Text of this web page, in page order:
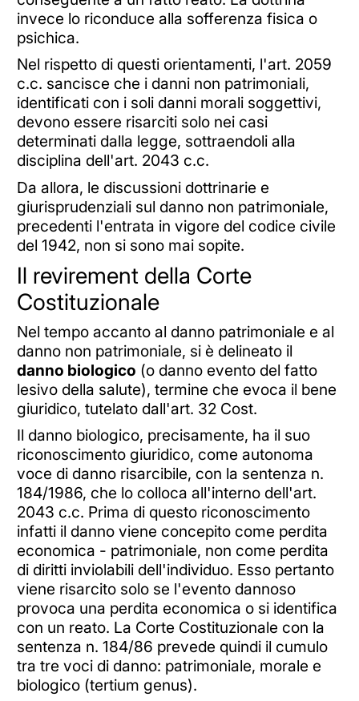
invece lo riconduce alla sofferenza fisica o
psichica.
Nel rispetto di questi orientamenti, l'art. 2059
c.c. sancisce che i danni non patrimoniali,
identificati con i soli danni morali soggettivi,
devono essere risarciti solo nei casi
determinati dalla legge, sottraendoli alla
disciplina dell'art. 2043 c.c.
Da allora, le discussioni dottrinarie e
giurisprudenziali sul danno non patrimoniale,
precedenti l'entrata in vigore del codice civile
del 1942, non si sono mai sopite.
Il revirement della Corte
Costituzionale
Nel tempo accanto al danno patrimoniale e al
danno non patrimoniale, si è delineato il
danno biologico (o danno evento del fatto
lesivo della salute), termine che evoca il bene
giuridico, tutelato dall'art. 32 Cost.
Il danno biologico, precisamente, ha il suo
riconoscimento giuridico, come autonoma
voce di danno risarcibile, con la sentenza n.
184/1986, che lo colloca all'interno dell'art.
2043 c.c. Prima di questo riconoscimento
infatti il danno viene concepito come perdita
economica - patrimoniale, non come perdita
di diritti inviolabili dell'individuo. Esso pertanto
viene risarcito solo se l'evento dannoso
provoca una perdita economica o si identifica
con un reato. La Corte Costituzionale con la
sentenza n. 184/86 prevede quindi il cumulo
tra tre voci di danno: patrimoniale, morale e
biologico (tertium genus).